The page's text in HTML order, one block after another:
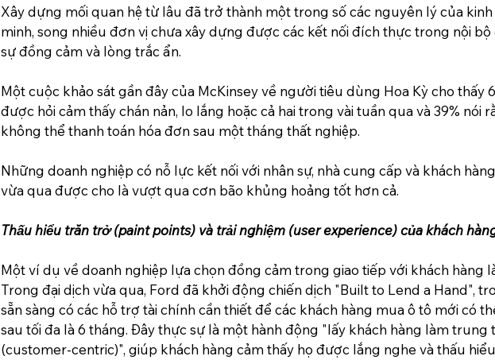
Xây dựng mối quan hệ từ lâu đã trở thành một trong số các nguyên lý của
minh, song nhiều đơn vị chưa xây dựng được các kết nối đích thực trong nội
sự đồng cảm và lòng trắc ẩn.
Một cuộc khảo sát gần đây của McKinsey về người tiêu dùng Hoa Kỳ cho thấy
được hỏi cảm thấy chán nản, lo lắng hoặc cả hai trong vài tuần qua và 39% nói
không thể thanh toán hóa đơn sau một tháng thất nghiệp.
Những doanh nghiệp có nỗ lực kết nối với nhân sự, nhà cung cấp và khách
vừa qua được cho là vượt qua cơn bão khủng hoảng tốt hơn cả.
Thấu hiểu trăn trở (paint points) và trải nghiệm (user experience) của khách
Một ví dụ về doanh nghiệp lựa chọn đồng cảm trong giao tiếp với khách hàng
Trong đại dịch vừa qua, Ford đã khởi động chiến dịch "Built to Lend a Hand",
sẵn sàng có các hỗ trợ tài chính cần thiết để các khách hàng mua ô tô mới có
sau tối đa là 6 tháng. Đây thực sự là một hành động "lấy khách hàng làm trung
(customer-centric)", giúp khách hàng cảm thấy họ được lắng nghe và thấu